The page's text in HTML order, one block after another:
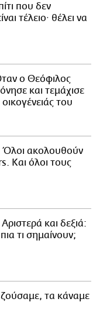
που δεν
τέλειο· θέλει να
ο Θεόφιλος
και τεμάχισε
του
Όλοι ακολουθούν
Και όλοι τους
Αριστερά και δεξιά:
τι σημαίνουν;
τα κάναμε